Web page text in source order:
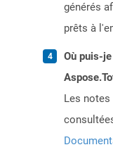
générés
prêts à
Où puis-
Les